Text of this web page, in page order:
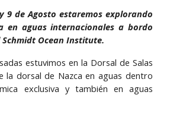
9 de Agosto estaremos explorando
en aguas internacionales a bordo
Ocean Institute.
estuvimos en la Dorsal de Salas
la dorsal de Nazca en aguas dentro
exclusiva y también en aguas